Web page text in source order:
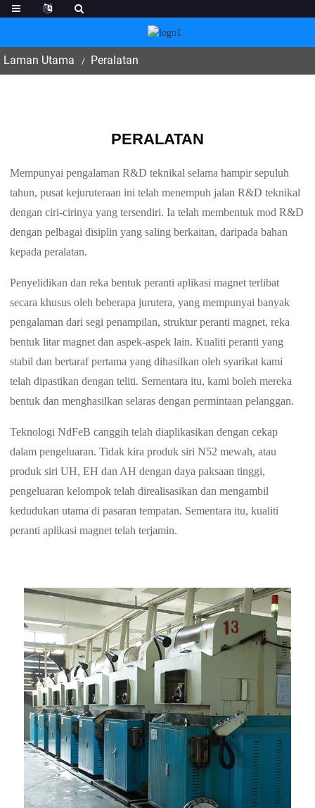
Laman Utama Peralatan
PERALATAN
Mempunyai pengalaman R&D teknikal selama hampir sepuluh
tahun, pusat kejuruteraan ini telah menempuh jalan R&D teknikal
dengan ciri-cirinya yang tersendiri. Ia telah membentuk mod R&D
dengan pelbagai disiplin yang saling berkaitan, daripada bahan
kepada peralatan.
Penyelidikan dan reka bentuk peranti aplikasi magnet terlibat
secara khusus oleh beberapa jurutera, yang mempunyai banyak
pengalaman dari segi penampilan, struktur peranti magnet, reka
bentuk litar magnet dan aspek-aspek lain. Kualiti peranti yang
stabil dan bertaraf pertama yang dihasilkan oleh syarikat kami
telah dipastikan dengan teliti. Sementara itu, kami boleh mereka
bentuk dan menghasilkan selaras dengan permintaan pelanggan.
Teknologi NdFeB canggih telah diaplikasikan dengan cekap
dalam pengeluaran. Tidak kira produk siri N52 mewah, atau
produk siri UH, EH dan AH dengan daya paksaan tinggi,
pengeluaran kelompok telah direalisasikan dan mengambil
kedudukan utama di pasaran tempatan. Sementara itu, kualiti
peranti aplikasi magnet telah terjamin.